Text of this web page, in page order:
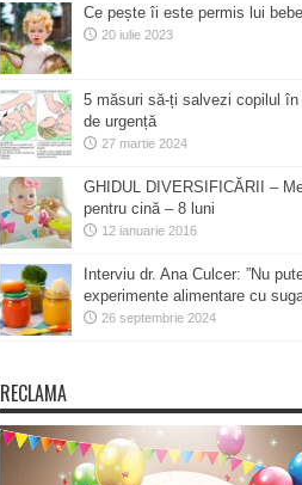
Ce pește îi este permis lui
20 iulie 2023
5 măsuri să-ți salvezi copilul în
de urgență
27 martie 2024
GHIDUL DIVERSIFICĂRII –
pentru cină – 8 luni
12 ianuarie 2016
Interviu dr. Ana Culcer: ”Nu
experimente alimentare cu
26 septembrie 2024
RECLAMA